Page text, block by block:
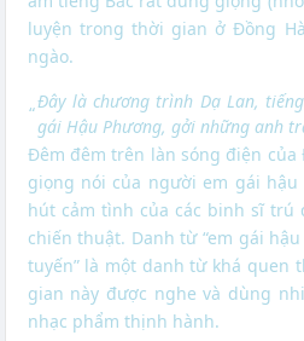
luyện trong thời gian ở Ðồng
ngào.
“
Đây là chương trình Dạ Lan,
gái Hậu Phương, gởi những anh
Ðêm đêm trên làn sóng điện của
giọng nói của người em gái
hút cảm tình của các binh sĩ trú
chiến thuật. Danh từ “em gái
tuyến” là một danh từ khá quen
gian này được nghe và dùng
nhạc phẩm thịnh hành.